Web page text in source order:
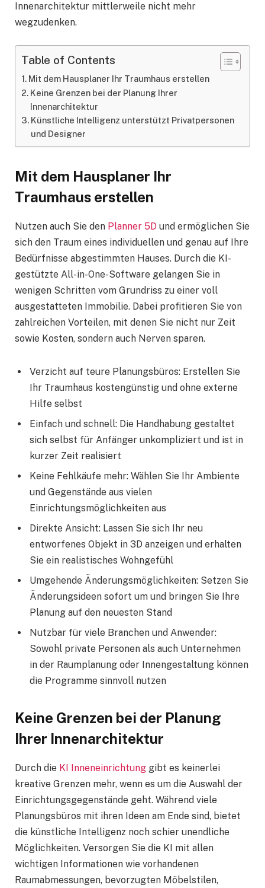
Innenarchitektur mittlerweile nicht mehr
wegzudenken.
Table of Contents
Mit dem Hausplaner Ihr Traumhaus erstellen
Keine Grenzen bei der Planung Ihrer
Innenarchitektur
Künstliche Intelligenz unterstützt Privatpersonen
und Designer
Mit dem Hausplaner Ihr
Traumhaus erstellen
Nutzen auch Sie den Planner 5D und ermöglichen Sie
sich den Traum eines individuellen und genau auf Ihre
Bedürfnisse abgestimmten Hauses. Durch die KI-
gestützte All-in-One-Software gelangen Sie in
wenigen Schritten vom Grundriss zu einer voll
ausgestatteten Immobilie. Dabei profitieren Sie von
zahlreichen Vorteilen, mit denen Sie nicht nur Zeit
sowie Kosten, sondern auch Nerven sparen.
Verzicht auf teure Planungsbüros: Erstellen Sie
Ihr Traumhaus kostengünstig und ohne externe
Hilfe selbst
Einfach und schnell: Die Handhabung gestaltet
sich selbst für Anfänger unkompliziert und ist in
kurzer Zeit realisiert
Keine Fehlkäufe mehr: Wählen Sie Ihr Ambiente
und Gegenstände aus vielen
Einrichtungsmöglichkeiten aus
Direkte Ansicht: Lassen Sie sich Ihr neu
entworfenes Objekt in 3D anzeigen und erhalten
Sie ein realistisches Wohngefühl
Umgehende Änderungsmöglichkeiten: Setzen Sie
Änderungsideen sofort um und bringen Sie Ihre
Planung auf den neuesten Stand
Nutzbar für viele Branchen und Anwender:
Sowohl private Personen als auch Unternehmen
in der Raumplanung oder Innengestaltung können
die Programme sinnvoll nutzen
Keine Grenzen bei der Planung
Ihrer Innenarchitektur
Durch die KI Inneneinrichtung gibt es keinerlei
kreative Grenzen mehr, wenn es um die Auswahl der
Einrichtungsgegenstände geht. Während viele
Planungsbüros mit ihren Ideen am Ende sind, bietet
die künstliche Intelligenz noch schier unendliche
Möglichkeiten. Versorgen Sie die KI mit allen
wichtigen Informationen wie vorhandenen
Raumabmessungen, bevorzugten Möbelstilen,